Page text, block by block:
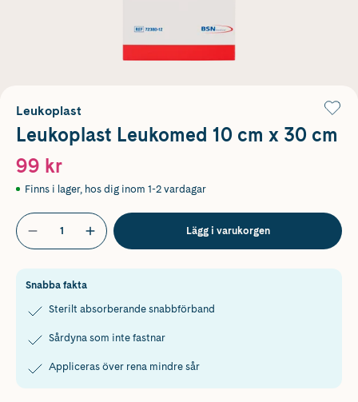
Leukoplast
Leukoplast Leukomed 10 cm x 30 cm
99 kr
Finns i lager, hos dig inom 1-2 vardagar
Lägg i varukorgen
Snabba fakta
Sterilt absorberande snabbförband
Sårdyna som inte fastnar
Appliceras över rena mindre sår